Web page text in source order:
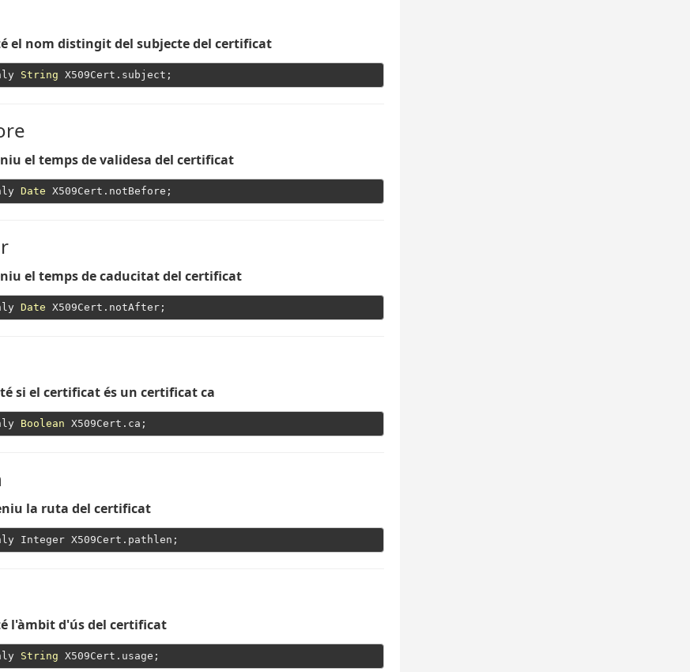
el nom distingit del subjecte del certificat
String
el temps de validesa del certificat
Date
el temps de caducitat del certificat
Date
si el certificat és un certificat ca
Boolean
la ruta del certificat
l'àmbit d'ús del certificat
String